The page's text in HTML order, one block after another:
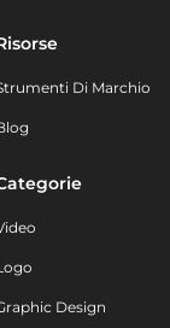
Di Marchio
Design